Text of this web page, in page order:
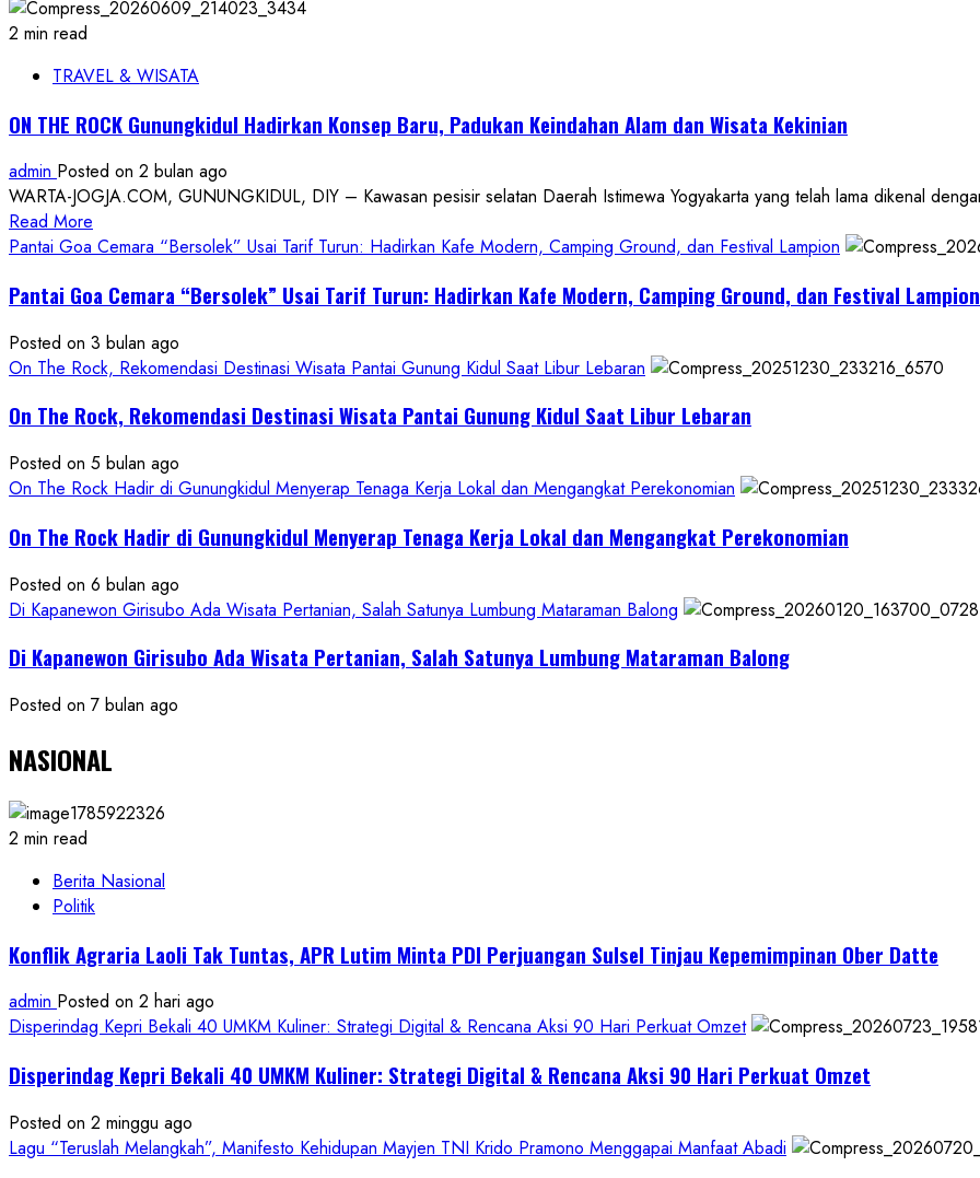
2 min read
TRAVEL & WISATA
ON THE ROCK Gunungkidul Hadirkan Konsep Baru, Padukan Keindahan Alam dan Wisata Kekinian
admin Posted on 2 bulan ago
WARTA-JOGJA.COM, GUNUNGKIDUL, DIY – Kawasan pesisir selatan Daerah Istimewa Yogyakarta yang telah lama dikenal
Read More
more
ON
ROCK
Gunungkidul
Konsep
Padukan
Keindahan
dan
Wisata
Kekinian
Pantai Goa Cemara “Bersolek” Usai Tarif Turun: Hadirkan Kafe Modern, Camping Ground, dan Festival Lampion
Pantai Goa Cemara “Bersolek” Usai Tarif Turun: Hadirkan Kafe Modern, Camping Ground, dan Festival Lampion
Posted on 3 bulan ago
On The Rock, Rekomendasi Destinasi Wisata Pantai Gunung Kidul Saat Libur Lebaran
On The Rock, Rekomendasi Destinasi Wisata Pantai Gunung Kidul Saat Libur Lebaran
Posted on 5 bulan ago
On The Rock Hadir di Gunungkidul Menyerap Tenaga Kerja Lokal dan Mengangkat Perekonomian
On The Rock Hadir di Gunungkidul Menyerap Tenaga Kerja Lokal dan Mengangkat Perekonomian
Posted on 6 bulan ago
Di Kapanewon Girisubo Ada Wisata Pertanian, Salah Satunya Lumbung Mataraman Balong
Di Kapanewon Girisubo Ada Wisata Pertanian, Salah Satunya Lumbung Mataraman Balong
Posted on 7 bulan ago
NASIONAL
2 min read
Berita Nasional
Politik
Konflik Agraria Laoli Tak Tuntas, APR Lutim Minta PDI Perjuangan Sulsel Tinjau Kepemimpinan Ober Datte
admin Posted on 2 hari ago
Disperindag Kepri Bekali 40 UMKM Kuliner: Strategi Digital & Rencana Aksi 90 Hari Perkuat Omzet
Disperindag Kepri Bekali 40 UMKM Kuliner: Strategi Digital & Rencana Aksi 90 Hari Perkuat Omzet
Posted on 2 minggu ago
Lagu “Teruslah Melangkah”, Manifesto Kehidupan Mayjen TNI Krido Pramono Menggapai Manfaat Abadi